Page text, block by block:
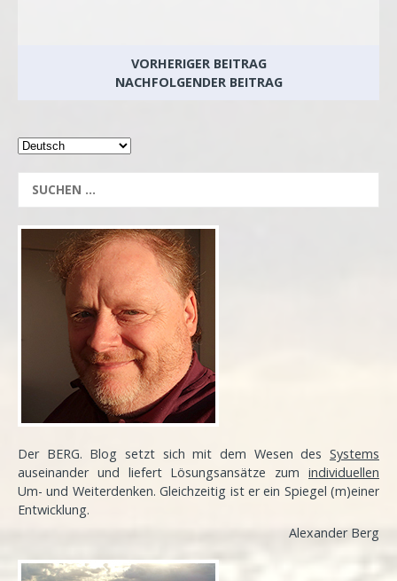
VORHERIGER BEITRAG
NACHFOLGENDER BEITRAG
Der BERG. Blog setzt sich mit dem Wesen des Systems
auseinander und liefert Lösungsansätze zum individuellen
Um- und Weiterdenken. Gleichzeitig ist er ein Spiegel (m)einer
Entwicklung.
Alexander Berg